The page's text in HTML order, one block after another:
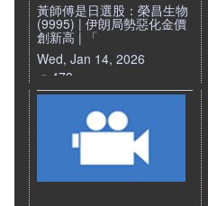
黃師傅是日選股：榮昌生物
(9995) | 伊朗局勢惡化金價
創新高 | 「
Wed, Jan 14, 2026
473